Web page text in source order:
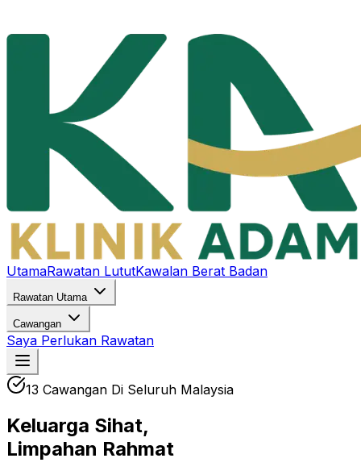
UtamaRawatan LututKawalan Berat Badan
Rawatan Utama
Cawangan
Saya Perlukan Rawatan
13 Cawangan Di Seluruh Malaysia
Keluarga Sihat,
Limpahan Rahmat